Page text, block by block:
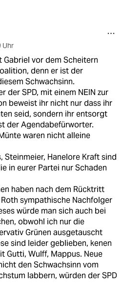
Uhr
Gabriel vor dem Scheitern
denn er ist der
Schwachsinn.
der SPD, mit einem NEIN zur
beweist ihr nicht nur dass ihr
seid, sondern ihr entsorgt
der Agendabefürworter.
waren nicht alleine
Steinmeier, Hanelore Kraft sind
in eurer Partei nur Schaden
haben nach dem Rücktritt
sympathische Nachfolger
würde man sich auch bei
obwohl ich nur die
Grünen ausgetauscht
sind leider geblieben, kenen
Gutti, Wulff, Mappus. Neue
den Schwachsinn vom
labbern, würden der SPD